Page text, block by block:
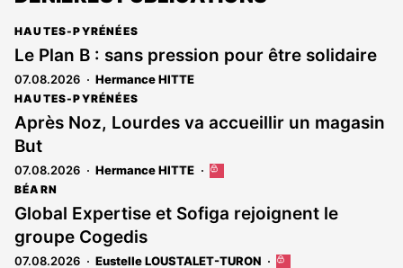
HAUTES-PYRÉNÉES
Le Plan B : sans pression pour être solidaire
07.08.2026 Hermance HITTE
HAUTES-PYRÉNÉES
Après Noz, Lourdes va accueillir un magasin
But
07.08.2026 Hermance HITTE
Cet
réservé
abonnés
BÉARN
Global Expertise et Sofiga rejoignent le
groupe Cogedis
07.08.2026 Eustelle LOUSTALET-TURON
Cet